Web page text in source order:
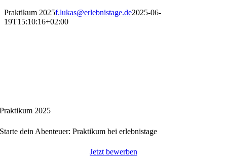
Praktikum 2025f.lukas@erlebnistage.de2025-06-
19T15:10:16+02:00
Praktikum 2025
Starte dein Abenteuer: Praktikum bei erlebnistage
Jetzt bewerben